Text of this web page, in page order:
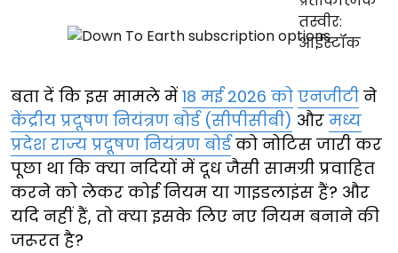
बता दें कि इस मामले में 18 मई 2026 को एनजीटी ने
केंद्रीय प्रदूषण नियंत्रण बोर्ड (सीपीसीबी) और मध्य
प्रदेश राज्य प्रदूषण नियंत्रण बोर्डको नोटिस जारी कर
पूछा था कि क्या नदियों में दूध जैसी सामग्री प्रवाहित
करने को लेकर कोई नियम या गाइडलाइंस हैं? और
यदि नहीं हैं, तो क्या इसके लिए नए नियम बनाने की
जरूरत है?